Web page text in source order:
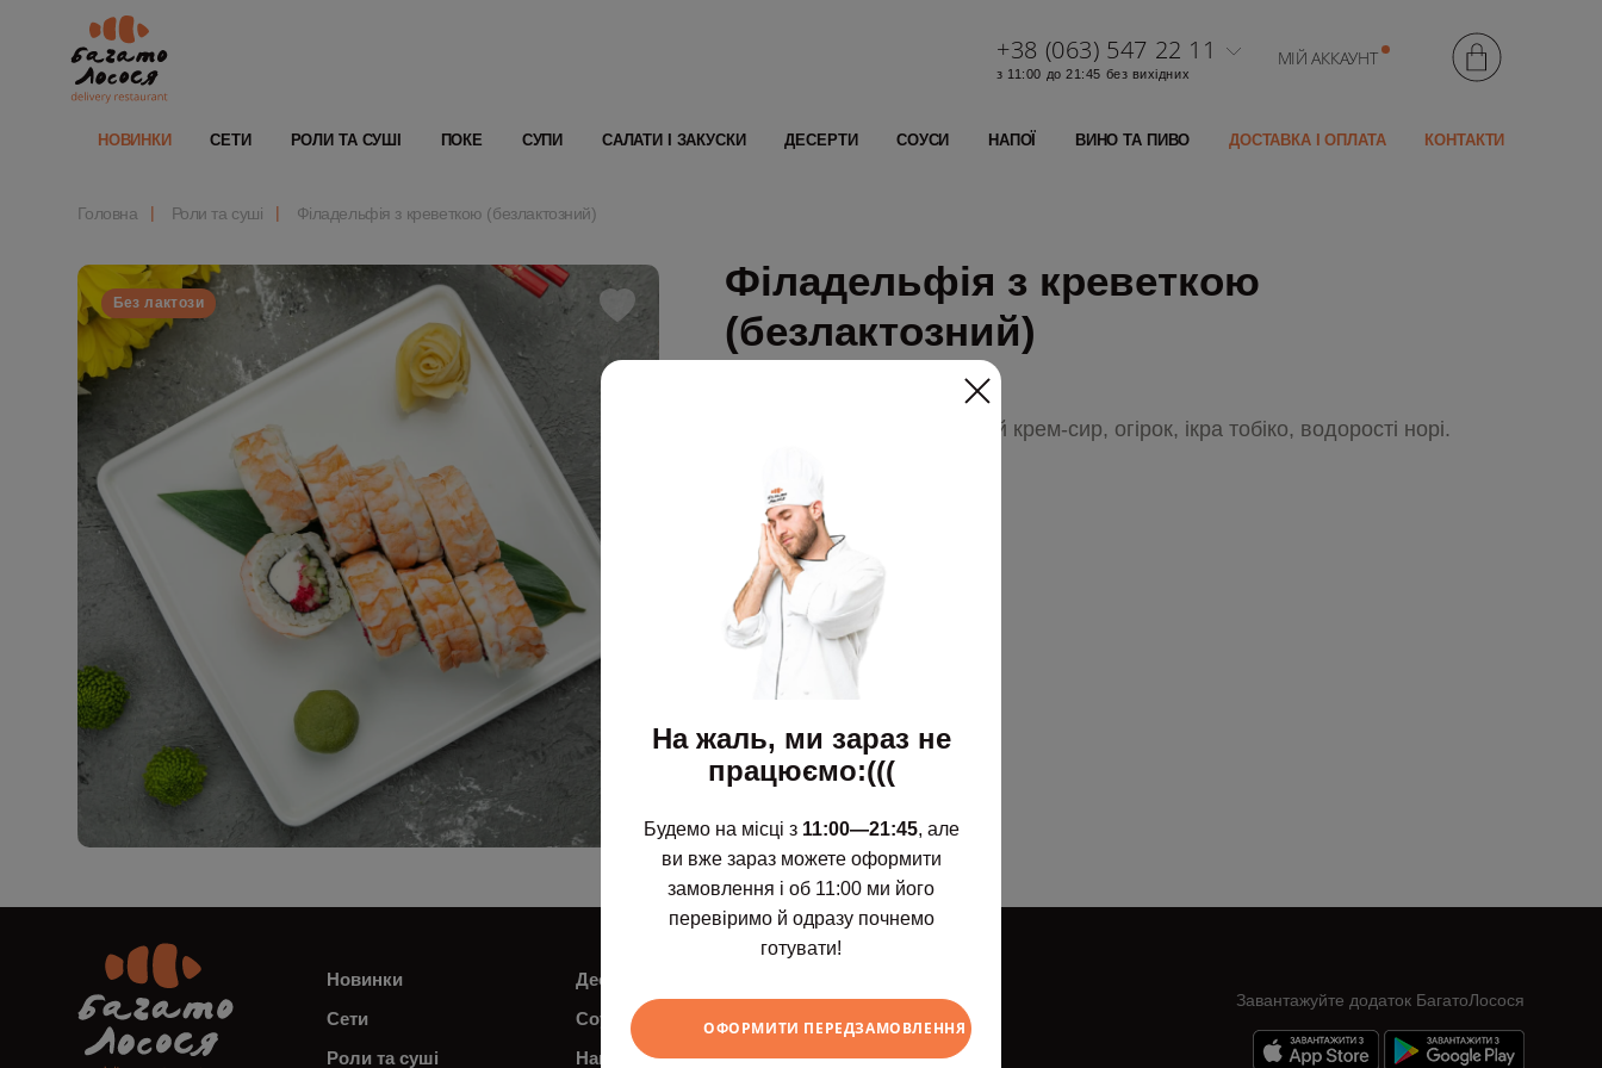
+38 (063) 547 22 11
з 11:00 до 21:45 без вихідних
МІЙ АККАУНТ
НОВИНКИ СЕТИ РОЛИ ТА СУШІ ПОКЕ СУПИ САЛАТИ І ЗАКУСКИ ДЕСЕРТИ СОУСИ НАПОЇ ВИНО ТА ПИВО ДОСТАВКА І ОПЛАТА КОНТАКТИ
Головна Роли та суші Філадельфія з креветкою (безлактозний)
Без лактози
Філадельфія з креветкою
(безлактозний)
Рис, креветки, безлактозний крем-сир, огірок, ікра тобіко, водорості норі.
Калорійність: 413,3 Ккал
Білки: 22,5 г
Жири: 44,6 г
Вуглеводи: 37,8 г
Вага: 335 / 50 / 20 / 17 г
8 шматочків
585грн
Новинки
Сети
Роли та суші
Десерти
Соуси
Напої
Контакти
+38 (063) 547 22 11
Завантажуйте додаток БагатоЛосося
На жаль, ми зараз не
працюємо:(((
Будемо на місці з 11:00—21:45, але
ви вже зараз можете оформити
замовлення і об 11:00 ми його
перевіримо й одразу почнемо
готувати!
ОФОРМИТИ ПЕРЕДЗАМОВЛЕННЯ